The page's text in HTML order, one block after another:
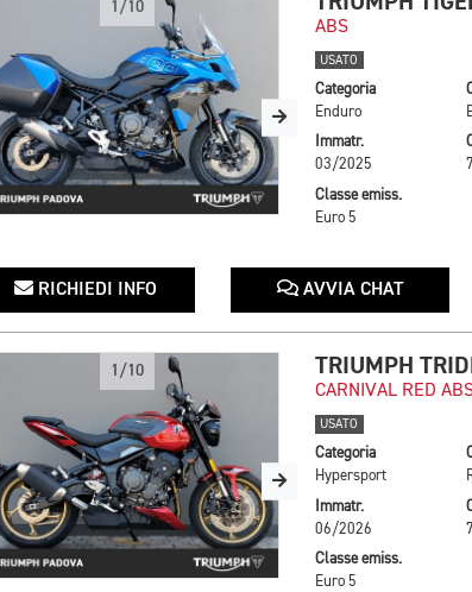
1/10
ABS
USATO
Categoria
Enduro
Immatr.
03/2025
Classe emiss.
Euro 5
RICHIEDI INFO AVVIA CHAT
1/10 TRIUMPH
CARNIVAL RED
USATO
Categoria
Hypersport
Immatr.
06/2026
Classe emiss.
Euro 5